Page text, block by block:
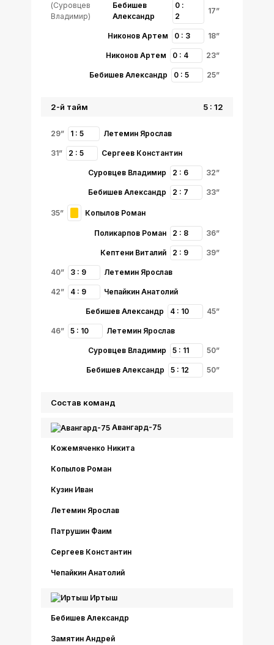
17”
0 :
2
Бебишев
Александр
(Суровцев
Владимир)
18”
0 : 3
Никонов Артем
23”
0 : 4
Никонов Артем
25”
0 : 5
Бебишев Александр
29” 1 : 5 Летемин Ярослав
31” 2 : 5 Сергеев Константин
32”
2 : 6
Суровцев Владимир
33”
2 : 7
Бебишев Александр
35” Копылов Роман
36”
2 : 8
Поликарпов Роман
39”
2 : 9
Кептени Виталий
40” 3 : 9 Летемин Ярослав
42” 4 : 9 Чепайкин Анатолий
45”
4 : 10
Бебишев Александр
46” 5 : 10 Летемин Ярослав
50”
5 : 11
Суровцев Владимир
50”
5 : 12
Бебишев Александр
2-й тайм 5 : 12
Состав команд
Авангард-75
Кожемяченко Никита
Копылов Роман
Кузин Иван
Летемин Ярослав
Патрушин Фаим
Сергеев Константин
Чепайкин Анатолий
Иртыш
Бебишев Александр
Замятин Андрей